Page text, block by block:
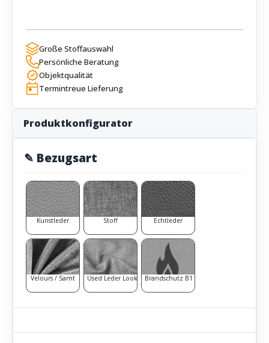
Große Stoffauswahl
Persönliche Beratung
Objektqualität
Termintreue Lieferung
Produktkonfigurator
✎ Bezugsart
Kunstleder Stoff Echtleder
Velours / Samt Used Leder Look Brandschutz B1